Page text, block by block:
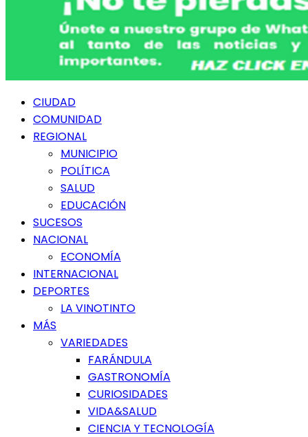
Menú
principal
CIUDAD
COMUNIDAD
REGIONAL
MUNICIPIO
POLÍTICA
SALUD
EDUCACIÓN
SUCESOS
NACIONAL
ECONOMÍA
INTERNACIONAL
DEPORTES
LA VINOTINTO
MÁS
VARIEDADES
FARÁNDULA
GASTRONOMÍA
CURIOSIDADES
VIDA&SALUD
CIENCIA Y TECNOLOGÍA